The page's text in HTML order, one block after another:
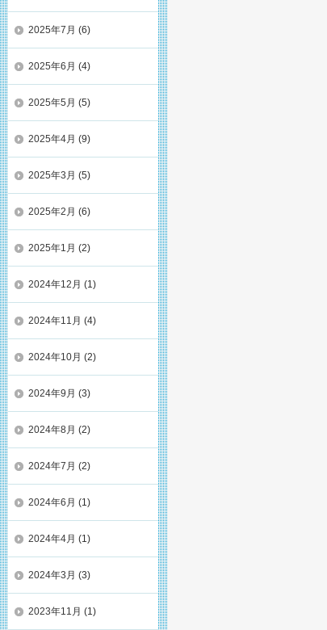
2025年7月 (6)
2025年6月 (4)
2025年5月 (5)
2025年4月 (9)
2025年3月 (5)
2025年2月 (6)
2025年1月 (2)
2024年12月 (1)
2024年11月 (4)
2024年10月 (2)
2024年9月 (3)
2024年8月 (2)
2024年7月 (2)
2024年6月 (1)
2024年4月 (1)
2024年3月 (3)
2023年11月 (1)